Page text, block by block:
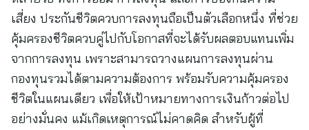
เสี่ยง ประกันชีวิตควบการลงทุนถือเป็นตัวเลือกหนึ่ง ที่ช่วย
คุ้มครองชีวิตควบคู่ไปกับโอกาสที่จะได้รับผลตอบแทนเพิ่ม
จากการลงทุน เพราะสามารถวางแผนการลงทุนผ่าน
กองทุนรวมได้ตามความต้องการ พร้อมรับความคุ้มครอง
ชีวิตในแผนเดียว เพื่อให้เป้าหมายทางการเงินก้าวต่อไป
อย่างมั่นคง แม้เกิดเหตุการณ์ไม่คาดคิด สำหรับผู้ที่